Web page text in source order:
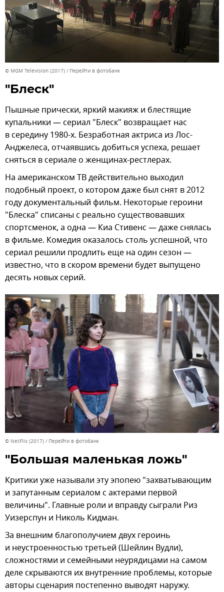
© MGM Television (2017) Перейти в фотобанк
"Блеск"
Пышные прически, яркий макияж и блестящие
купальники — сериал "Блеск" возвращает нас
в середину 1980-х. Безработная актриса из Лос-
Анджелеса, отчаявшись добиться успеха, решает
сняться в сериале о женщинах-рестлерах.
На американском ТВ действительно выходил
подобный проект, о котором даже был снят в 2012
году документальный фильм. Некоторые героини
"Блеска" списаны с реально существовавших
спортсменок, а одна — Киа Стивенс — даже снялась
в фильме. Комедия оказалось столь успешной, что
сериал решили продлить еще на один сезон —
известно, что в скором времени будет выпущено
десять новых серий.
© NetFlix (2017) Перейти в фотобанк
"Большая маленькая ложь"
Критики уже называли эту эпопею "захватывающим
и запутанным сериалом с актерами первой
величины". Главные роли и вправду сыграли Риз
Уизерспун и Николь Кидман.
За внешним благополучием двух героинь
и неустроенностью третьей (Шейлин Вудли),
сложностями и семейными неурядицами на самом
деле скрываются их внутренние проблемы, которые
авторы сценария постепенно выводят наружу.